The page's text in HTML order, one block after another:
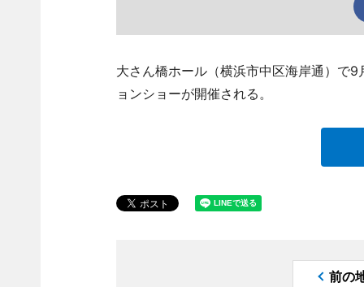
大さん橋ホール（横浜市中区海岸通）で
ョンショーが開催される。
前の